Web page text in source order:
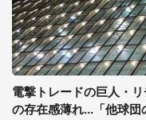
電撃トレードの巨人・
の存在感薄れ...「他球